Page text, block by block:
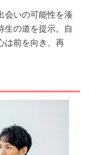
会いの可能性を湊
生の道を提示。自
は前を向き、再